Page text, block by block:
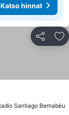
Katso hinnat
Jaa
Santiago Bernabéu